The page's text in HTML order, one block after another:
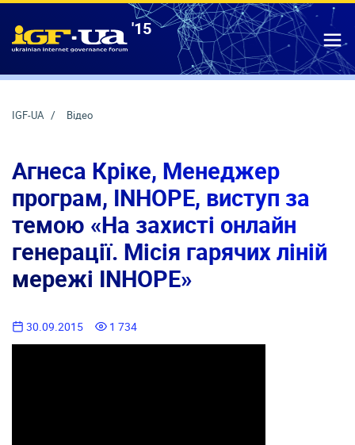
'15 IGF-UA
IGF-UA Відео
Агнеса Кріке, Менеджер
програм, INHOPE, виступ за
темою «На захисті онлайн
генерації. Місія гарячих ліній
мережі INHOPE»
30.09.2015 1 734